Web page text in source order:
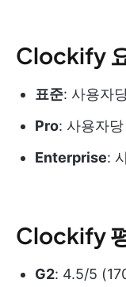
Clockify
표준: 사용자
Pro: 사용자
Enterprise:
Clockify
G2: 4.5/5